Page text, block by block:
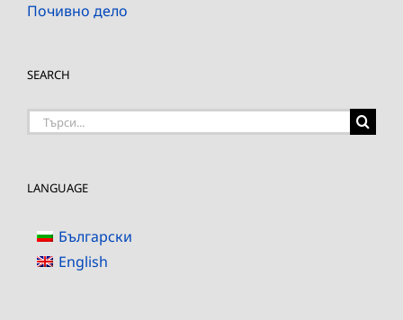
Почивно дело
SEARCH
Търсене
LANGUAGE
Български
English